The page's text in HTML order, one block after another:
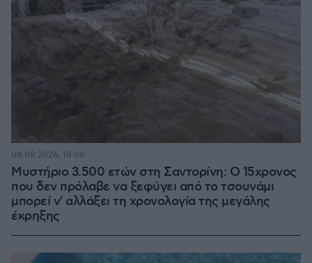
Μυστήριο 3.500 ετών στη Σαντορίνη: Ο 15χρονος
που δεν πρόλαβε να ξεφύγει από το τσουνάμι
μπορεί ν' αλλάξει τη χρονολογία της μεγάλης
έκρηξης
08.08.2026, 18:08